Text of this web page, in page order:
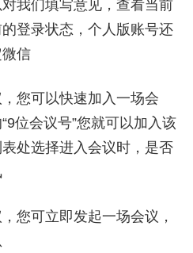
我们填写意见，查看当前
登录状态，个人版账号还
信
，您可以快速加入一场会
位会议号”您就可以加入该
处选择进入会议时，是否
您可立即发起一场会议，